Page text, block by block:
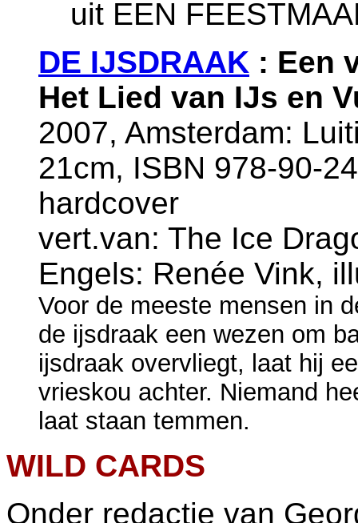
uit EEN
DE IJSDRAAK : Een
Het Lied van IJs en
2007, Amsterdam:
21cm, ISBN 978-90-
hardcover
vert.van: The Ice
Engels: Renée Vink,
Voor de meeste mensen in
de ijsdraak een wezen om
ijsdraak overvliegt, laat hij
vrieskou achter. Niemand
laat staan temmen.
WILD CARDS
Onder redactie van